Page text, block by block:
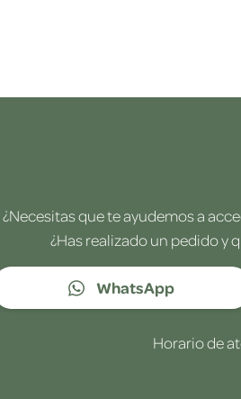
¿Necesitas que te ayudemos a
¿Has realizado un pedido y
WhatsApp
Horario de